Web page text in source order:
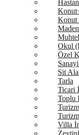
Konut
Okul
Özel
Sit
Tarla
Ticari
Toplu
Villa